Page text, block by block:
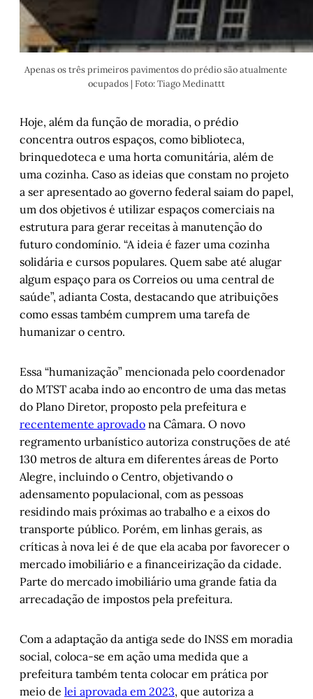
Apenas os três primeiros pavimentos do prédio são atualmente
ocupados | Foto: Tiago Medinattt
Hoje, além da função de moradia, o prédio
concentra outros espaços, como biblioteca,
brinquedoteca e uma horta comunitária, além de
uma cozinha. Caso as ideias que constam no projeto
a ser apresentado ao governo federal saiam do papel,
um dos objetivos é utilizar espaços comerciais na
estrutura para gerar receitas à manutenção do
futuro condomínio. “A ideia é fazer uma cozinha
solidária e cursos populares. Quem sabe até alugar
algum espaço para os Correios ou uma central de
saúde”, adianta Costa, destacando que atribuições
como essas também cumprem uma tarefa de
humanizar o centro.
Essa “humanização” mencionada pelo coordenador
do MTST acaba indo ao encontro de uma das metas
do Plano Diretor, proposto pela prefeitura e
recentemente aprovado na Câmara. O novo
regramento urbanístico autoriza construções de até
130 metros de altura em diferentes áreas de Porto
Alegre, incluindo o Centro, objetivando o
adensamento populacional, com as pessoas
residindo mais próximas ao trabalho e a eixos do
transporte público. Porém, em linhas gerais, as
críticas à nova lei é de que ela acaba por favorecer o
mercado imobiliário e a financeirização da cidade.
Parte do mercado imobiliário uma grande fatia da
arrecadação de impostos pela prefeitura.
Com a adaptação da antiga sede do INSS em moradia
social, coloca-se em ação uma medida que a
prefeitura também tenta colocar em prática por
meio de lei aprovada em 2023, que autoriza a